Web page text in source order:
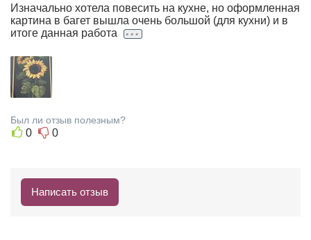
И
Я
Изначально хотела повесить на кухне, но оформленная
картина в багет вышла очень большой (для кухни) и в
итоге данная работа
...
Был ли отзыв полезным?
0 0
Написать отзыв